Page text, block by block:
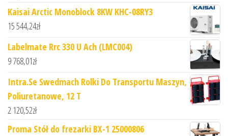
Kaisai Arctic Monoblock 8KW KHC-08RY3
15 544,24zł
Labelmate Rrc 330 U Ach (LMC004)
9 768,01zł
Intra.Se Swedmach Rolki Do Transportu Maszyn,
Poliuretanowe, 12 T
2 120,52zł
Proma Stół do frezarki BX-1 25000806